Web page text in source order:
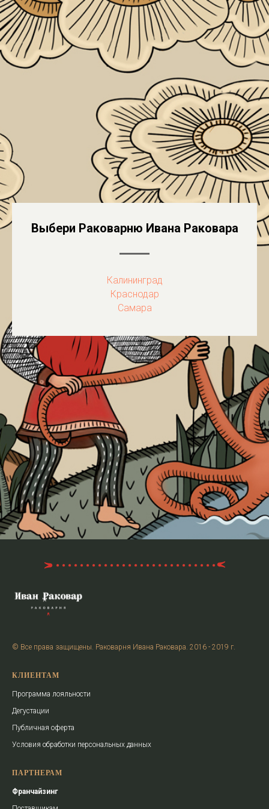
Выбери Раковарню Ивана Раковара
Калининград
Краснодар
Самара
© Все права защищены. Раковарня Ивана Раковара. 2016 - 2019 г.
КЛИЕНТАМ
Программа лояльности
Дегустации
Публичная оферта
Условия обработки персональных данных
ПАРТНЕРАМ
Франчайзинг